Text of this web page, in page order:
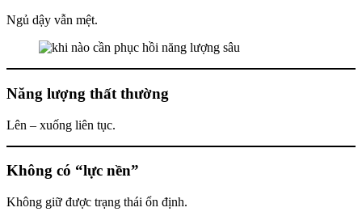
Ngủ dậy vẫn mệt.
Năng lượng thất thường
Lên – xuống liên tục.
Không có “lực nền”
Không giữ được trạng thái ổn định.